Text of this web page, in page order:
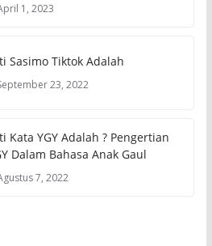
1, 2023
Sasimo Tiktok Adalah
23, 2022
Kata YGY Adalah ? Pengertian
Dalam Bahasa Anak Gaul
7, 2022